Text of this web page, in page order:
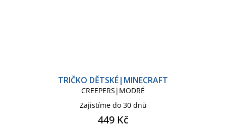
TRIČKO DĚTSKÉ|MINECRAFT
CREEPERS|MODRÉ
Zajistíme do 30 dnů
449 Kč